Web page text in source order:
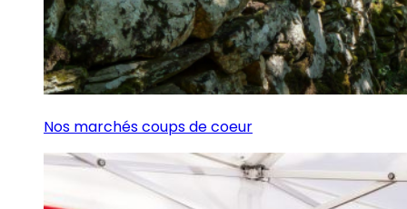
Nos marchés coups de coeur